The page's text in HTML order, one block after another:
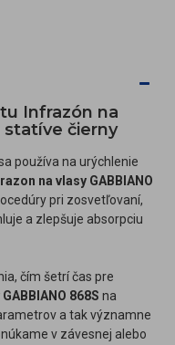
Infrazón na
statíve čierny
používa na urýchlenie
na vlasy GABBIANO
pri zosvetľovaní,
a zlepšuje absorpciu
čím šetrí čas pre
868S na
a tak významne
v závesnej alebo